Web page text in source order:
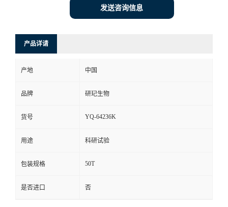
发送咨询信息
产品详请
产地 中国
品牌 研玘生物
货号 YQ-64236K
用途 科研试验
包装规格 50T
是否进口 否